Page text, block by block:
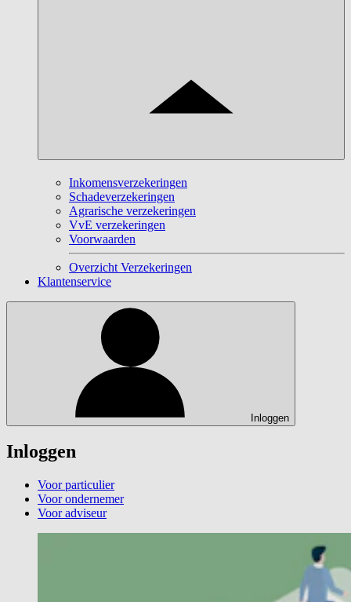
Inkomensverzekeringen
Schadeverzekeringen
Agrarische verzekeringen
VvE verzekeringen
Voorwaarden
Overzicht Verzekeringen
Klantenservice
Inloggen
Inloggen
Voor particulier
Voor ondernemer
Voor adviseur